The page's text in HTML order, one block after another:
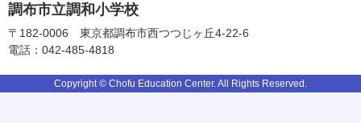
調布市立調和小学校
〒182-0006
東京都調布市西つつじヶ丘4-22-6
電話：042-485-4818
Copyright © Chofu Education Center. All Rights Reserved.